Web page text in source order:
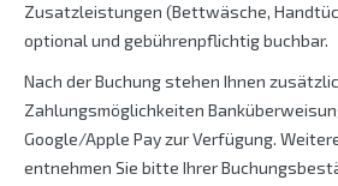
Zusatzleistungen (Bettwäsche,
optional und gebührenpflichtig buchbar.
Nach der Buchung stehen Ihnen
Zahlungsmöglichkeiten
Google/Apple Pay zur Verfügung.
entnehmen Sie bitte Ihrer